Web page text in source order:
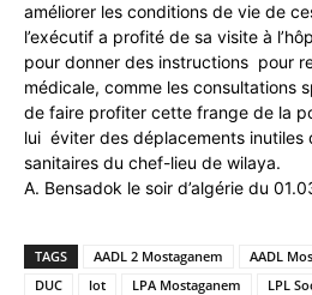
améliorer les conditions de vie de
l’exécutif a profité de sa visite à
pour donner des instructions pour
médicale, comme les consultations
de faire profiter cette frange de la
lui éviter des déplacements inutiles
sanitaires du chef-lieu de wilaya.
A. Bensadok le soir d’algérie du
TAGS AADL 2 Mostaganem AADL
DUC
lot LPA Mostaganem
LPL